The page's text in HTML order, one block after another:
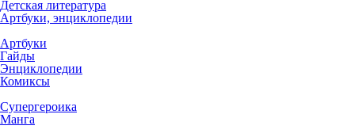
Детская литература
Артбуки, энциклопедии
Артбуки
Гайды
Энциклопедии
Комиксы
Супергероика
Манга